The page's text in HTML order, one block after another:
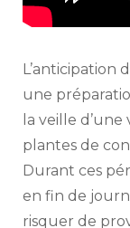
L’anticipation
une
la veille
plantes de
Durant ces
en fin de
risquer de